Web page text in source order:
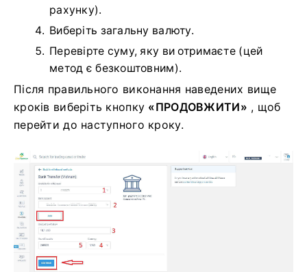
рахунку).
Виберіть загальну валюту.
Перевірте суму, яку ви отримаєте (цей
метод є безкоштовним).
Після правильного виконання наведених вище
кроків виберіть кнопку «ПРОДОВЖИТИ» , щоб
перейти до наступного кроку.